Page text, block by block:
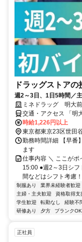
ドラッグストア
週2～3日、1日5時間／
ミネドラッグ 明大
交通・アクセス 「明
時給1,226円以上
東京都東京23区世田
勤務時間詳細 【早番
ます
仕事内容 ＼ ここがポ
15:00 ●週2～3日シフ
間などはシフト考慮
制服あり 業界未経験者歓迎
主婦・主夫歓迎
資格取得支
学生歓迎
転勤なし 経験不
研修あり
夕方 ブランクOK
正社員